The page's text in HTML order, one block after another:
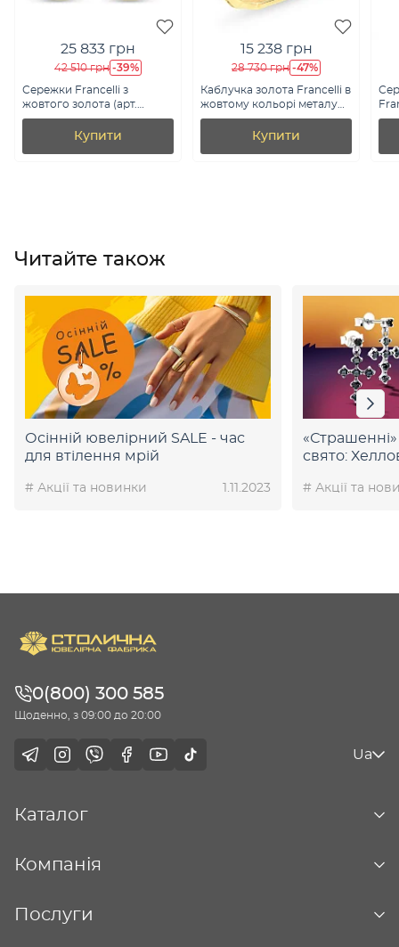
25 833 грн
42 510 грн -39%
Сережки Francelli з
жовтого золота (арт.
108018/15ж)
Купити
15 238 грн
28 730 грн -47%
Каблучка золота Francelli в
жовтому кольорі металу
(арт. е155416ж)
Купити
Читайте також
Осінній ювелірний SALE - час
для втілення мрій
# Акції та новинки 1.11.2023
свято:
# Акції та
0(800) 300 585
Щоденно, з 09:00 до 20:00
Ua
Каталог
Компанія
Послуги